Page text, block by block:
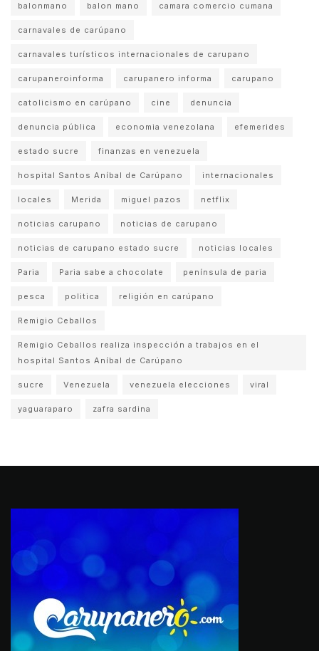
balonmano balon mano camara comercio cumana
carnavales de carúpano
carnavales turísticos internacionales de carupano
carupaneroinforma carupanero informa carupano
catolicismo en carúpano cine denuncia
denuncia pública economia venezolana efemerides
estado sucre finanzas en venezuela
hospital Santos Aníbal de Carúpano internacionales
locales Merida miguel pazos netflix
noticias carupano noticias de carupano
noticias de carupano estado sucre noticias locales
Paria Paria sabe a chocolate península de paria
pesca politica religión en carúpano
Remigio Ceballos
Remigio Ceballos realiza inspección a trabajos en el
hospital Santos Aníbal de Carúpano
sucre Venezuela venezuela elecciones viral
yaguaraparo zafra sardina